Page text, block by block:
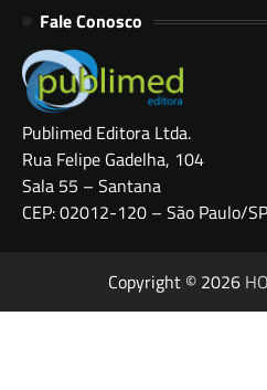
Fale Conosco
Publimed Editora Ltda.
Rua Felipe Gadelha, 104
Sala 55 – Santana
CEP: 02012-120 – São Paulo/SP
Copyright © 2026